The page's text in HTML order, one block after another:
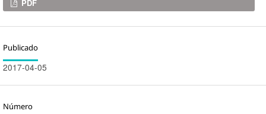
Descargas
PDF
Publicado
2017-04-05
Número